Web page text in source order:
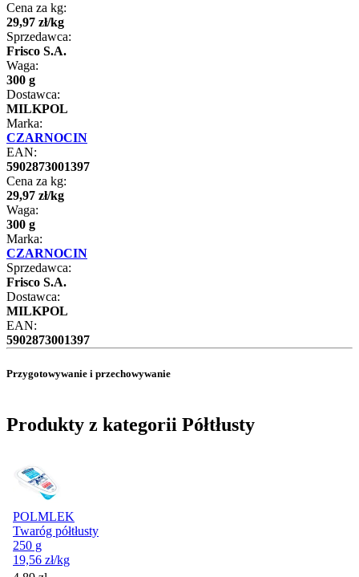
Cena za kg:
29,97 zł/kg
Sprzedawca:
Frisco S.A.
Waga:
300 g
Dostawca:
MILKPOL
Marka:
CZARNOCIN
EAN:
5902873001397
Cena za kg:
29,97 zł/kg
Waga:
300 g
Marka:
CZARNOCIN
Sprzedawca:
Frisco S.A.
Dostawca:
MILKPOL
EAN:
5902873001397
Przygotowywanie i przechowywanie
Produkty z kategorii Półtłusty
POLMLEK
Twaróg półtłusty
250 g
19,56 zł/kg